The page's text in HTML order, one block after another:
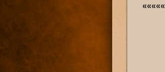
«««««